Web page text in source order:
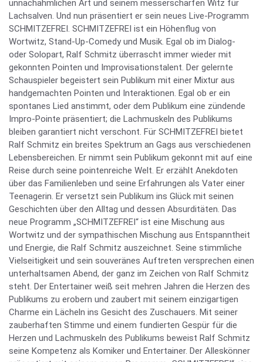
unnachahmlichen Art und seinem messerscharfen Witz für
Lachsalven. Und nun präsentiert er sein neues Live-Programm
SCHMITZEFREI. SCHMITZEFREI ist ein Höhenflug von
Wortwitz, Stand-Up-Comedy und Musik. Egal ob im Dialog-
oder Solopart, Ralf Schmitz überrascht immer wieder mit
gekonnten Pointen und Improvisationstalent. Der gelernte
Schauspieler begeistert sein Publikum mit einer Mixtur aus
handgemachten Pointen und Interaktionen. Egal ob er ein
spontanes Lied anstimmt, oder dem Publikum eine zündende
Impro-Pointe präsentiert; die Lachmuskeln des Publikums
bleiben garantiert nicht verschont. Für SCHMITZEFREI bietet
Ralf Schmitz ein breites Spektrum an Gags aus verschiedenen
Lebensbereichen. Er nimmt sein Publikum gekonnt mit auf eine
Reise durch seine pointenreiche Welt. Er erzählt Anekdoten
über das Familienleben und seine Erfahrungen als Vater einer
Teenagerin. Er versetzt sein Publikum ins Glück mit seinen
Geschichten über den Alltag und dessen Absurditäten. Das
neue Programm „SCHMITZEFREI“ ist eine Mischung aus
Wortwitz und der sympathischen Mischung aus Entspanntheit
und Energie, die Ralf Schmitz auszeichnet. Seine stimmliche
Vielseitigkeit und sein souveränes Auftreten versprechen einen
unterhaltsamen Abend, der ganz im Zeichen von Ralf Schmitz
steht. Der Entertainer weiß seit mehren Jahren die Herzen des
Publikums zu erobern und zaubert mit seinem einzigartigen
Charme ein Lächeln ins Gesicht des Zuschauers. Mit seiner
zauberhaften Stimme und einem fundierten Gespür für die
Herzen und Lachmuskeln des Publikums beweist Ralf Schmitz
seine Kompetenz als Komiker und Entertainer. Der Alleskönner